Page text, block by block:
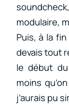
modulaire,
Puis, à la
devais tout
le début
moins
j’aurais pu